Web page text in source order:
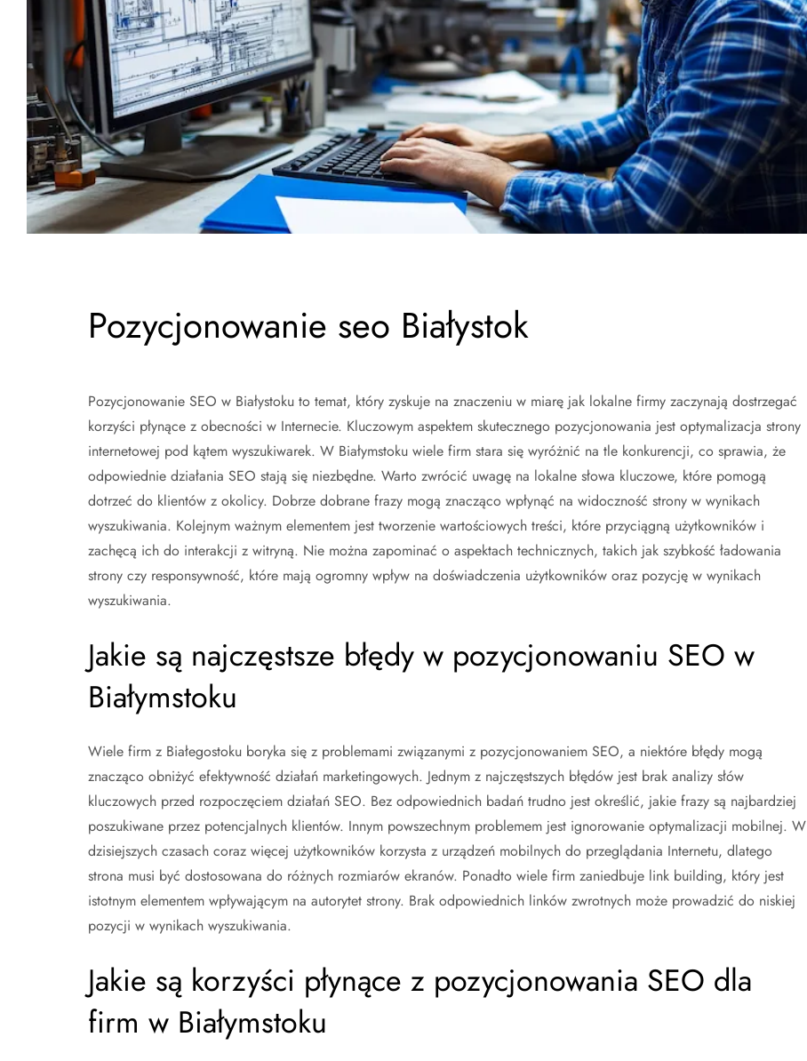
Pozycjonowanie seo Białystok
Pozycjonowanie SEO w Białystoku to temat, który zyskuje na znaczeniu w miarę jak lokalne firmy zaczynają dostrzegać
korzyści płynące z obecności w Internecie. Kluczowym aspektem skutecznego pozycjonowania jest optymalizacja strony
internetowej pod kątem wyszukiwarek. W Białymstoku wiele firm stara się wyróżnić na tle konkurencji, co sprawia, że
odpowiednie działania SEO stają się niezbędne. Warto zwrócić uwagę na lokalne słowa kluczowe, które pomogą
dotrzeć do klientów z okolicy. Dobrze dobrane frazy mogą znacząco wpłynąć na widoczność strony w wynikach
wyszukiwania. Kolejnym ważnym elementem jest tworzenie wartościowych treści, które przyciągną użytkowników i
zachęcą ich do interakcji z witryną. Nie można zapominać o aspektach technicznych, takich jak szybkość ładowania
strony czy responsywność, które mają ogromny wpływ na doświadczenia użytkowników oraz pozycję w wynikach
wyszukiwania.
Jakie są najczęstsze błędy w pozycjonowaniu SEO w
Białymstoku
Wiele firm z Białegostoku boryka się z problemami związanymi z pozycjonowaniem SEO, a niektóre błędy mogą
znacząco obniżyć efektywność działań marketingowych. Jednym z najczęstszych błędów jest brak analizy słów
kluczowych przed rozpoczęciem działań SEO. Bez odpowiednich badań trudno jest określić, jakie frazy są najbardziej
poszukiwane przez potencjalnych klientów. Innym powszechnym problemem jest ignorowanie optymalizacji mobilnej. W
dzisiejszych czasach coraz więcej użytkowników korzysta z urządzeń mobilnych do przeglądania Internetu, dlatego
strona musi być dostosowana do różnych rozmiarów ekranów. Ponadto wiele firm zaniedbuje link building, który jest
istotnym elementem wpływającym na autorytet strony. Brak odpowiednich linków zwrotnych może prowadzić do niskiej
pozycji w wynikach wyszukiwania.
Jakie są korzyści płynące z pozycjonowania SEO dla
firm w Białymstoku